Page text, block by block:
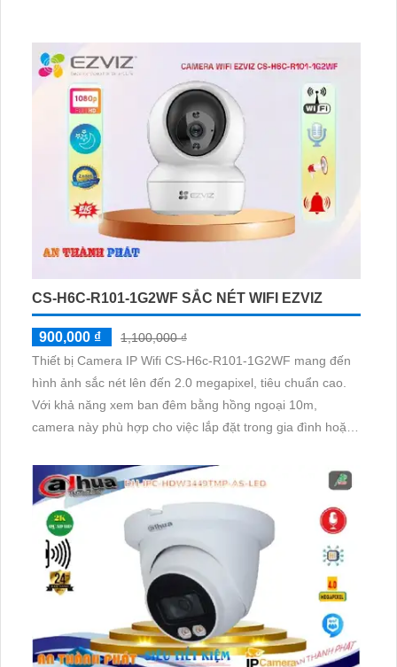
CS-H6C-R101-1G2WF SẮC NÉT WIFI EZVIZ
900,000 ₫
1,100,000 ₫
Thiết bị Camera IP Wifi CS-H6c-R101-1G2WF mang đến
hình ảnh sắc nét lên đến 2.0 megapixel, tiêu chuẩn cao.
Với khả năng xem ban đêm bằng hồng ngoại 10m,
camera này phù hợp cho việc lắp đặt trong gia đình hoặc
video mà không ảnh hưởng đến chất lượng